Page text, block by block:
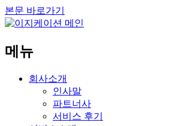
본문 바로가기
메뉴
회사소개
인사말
파트너사
서비스 후기